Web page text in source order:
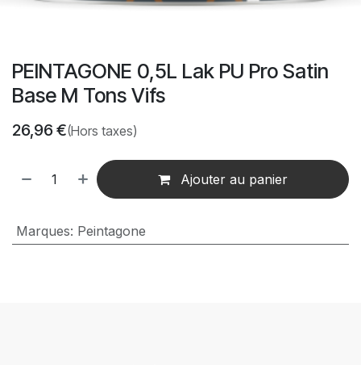
PEINTAGONE 0,5L Lak PU Pro Satin
Base M Tons Vifs
26,96 €(Hors taxes)
Ajouter au panier
Marques: Peintagone